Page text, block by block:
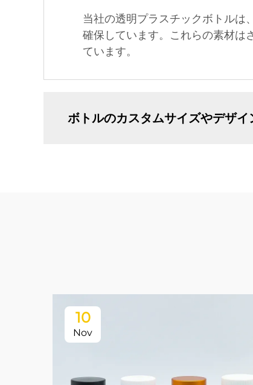
当社の透明プラスチックボトルは
確保しています。これらの素材は
ています。
ボトルのカスタムサイズやデザイ
10
Nov